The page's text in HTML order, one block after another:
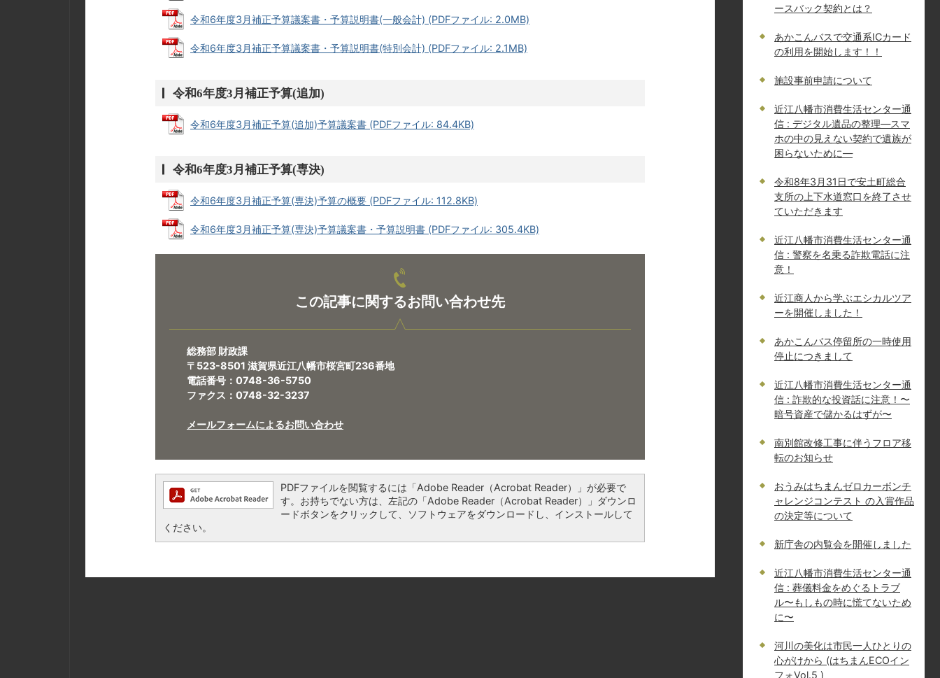
令和6年度3月補正予算議案書・予算説明書(一般会計) (PDFファイル: 2.0MB)
令和6年度3月補正予算議案書・予算説明書(特別会計) (PDFファイル: 2.1MB)
令和6年度3月補正予算(追加)
令和6年度3月補正予算(追加)予算議案書 (PDFファイル: 84.4KB)
令和6年度3月補正予算(専決)
令和6年度3月補正予算(専決)予算の概要 (PDFファイル: 112.8KB)
令和6年度3月補正予算(専決)予算議案書・予算説明書 (PDFファイル: 305.4KB)
この記事に関するお問い合わせ先
総務部 財政課
〒523-8501 滋賀県近江八幡市桜宮町236番地
電話番号：0748-36-5750
ファクス：0748-32-3237
メールフォームによるお問い合わせ
PDFファイルを閲覧するには「Adobe Reader（Acrobat Reader）」が必要で
す。お持ちでない方は、左記の「Adobe Reader（Acrobat Reader）」ダウンロ
ードボタンをクリックして、ソフトウェアをダウンロードし、インストールして
ください。
ースバック契約とは？
あかこんバスで交通系ICカード
の利用を開始します！！
施設事前申請について
近江八幡市消費生活センター通
信 : デジタル遺品の整理―スマ
ホの中の見えない契約で遺族が
困らないために―
令和8年3月31日で安土町総合
支所の上下水道窓口を終了させ
ていただきます
近江八幡市消費生活センター通
信 : 警察を名乗る詐欺電話に注
意！
近江商人から学ぶエシカルツア
ーを開催しました！
あかこんバス停留所の一時使用
停止につきまして
近江八幡市消費生活センター通
信 : 詐欺的な投資話に注意！〜
暗号資産で儲かるはずが〜
南別館改修工事に伴うフロア移
転のお知らせ
おうみはちまんゼロカーボンチ
ャレンジコンテスト の入賞作品
の決定等について
新庁舎の内覧会を開催しました
近江八幡市消費生活センター通
信 : 葬儀料金をめぐるトラブ
ル〜もしもの時に慌てないため
に〜
河川の美化は市民一人ひとりの
心がけから (はちまんECOイン
フォVol.5 )